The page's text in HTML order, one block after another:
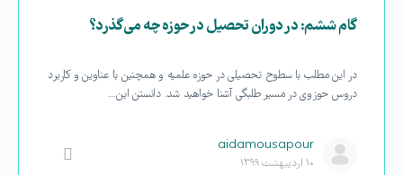
گام ششم: در دوران تحصیل در حوزه چه می گذرد؟
در این مطلب با سطوح تحصیلی در حوزه علمیه و همچنین با عناوین و کاربرد
دروس حوزوی در مسیر طلبگی آشنا خواهید شد. دانستن این…
aidamousapour
۱۰ اردیبهشت ۱۳۹۹